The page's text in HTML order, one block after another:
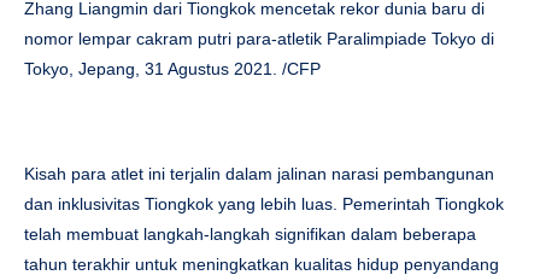
Zhang Liangmin dari Tiongkok mencetak rekor dunia baru di
nomor lempar cakram putri para-atletik Paralimpiade Tokyo di
Tokyo, Jepang, 31 Agustus 2021. /CFP
Kisah para atlet ini terjalin dalam jalinan narasi pembangunan
dan inklusivitas Tiongkok yang lebih luas. Pemerintah Tiongkok
telah membuat langkah-langkah signifikan dalam beberapa
tahun terakhir untuk meningkatkan kualitas hidup penyandang